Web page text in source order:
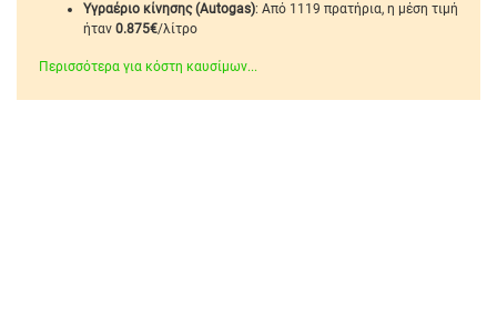
Υγραέριο κίνησης (Autogas): Από 1119 πρατήρια, η μέση τιμή
ήταν 0.875€/λίτρο
Περισσότερα για κόστη καυσίμων...